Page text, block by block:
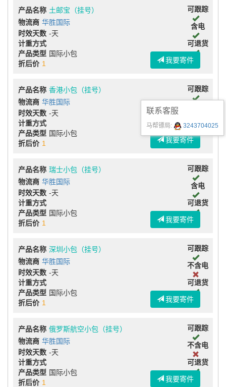
产品名称 土邮宝（挂号）
物流商 华胜国际
时效天数 -天
计重方式
产品类型 国际小包
可跟踪
含电
可退货
折后价 1 我要寄件
产品名称 香港小包（挂号）
物流商 华胜国际
时效天数 -天
计重方式
产品类型 国际小包
可跟踪
可退货
折后价 1 我要寄件
产品名称 瑞士小包（挂号）
物流商 华胜国际
时效天数 -天
计重方式
产品类型 国际小包
可跟踪
含电
可退货
折后价 1 我要寄件
产品名称 深圳小包（挂号）
物流商 华胜国际
时效天数 -天
计重方式
产品类型 国际小包
可跟踪
不含电
可退货
折后价 1 我要寄件
产品名称 俄罗斯航空小包（挂号）
物流商 华胜国际
时效天数 -天
计重方式
产品类型 国际小包
可跟踪
不含电
可退货
折后价 1 我要寄件
联系客服
马帮镖局: 3243704025